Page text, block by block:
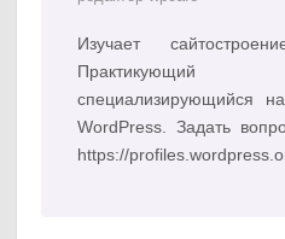
Изучает
специализирующийся
WordPress. Задать
https://